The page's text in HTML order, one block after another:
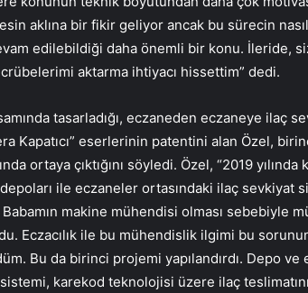
aklına bir fikir geliyor ancak bu sürecin
edilebildiği daha önemli bir konu. İleride,
aktarma ihtiyacı hissettim” dedi.
tasarladığı, eczaneden eczaneye ilaç
Kapatıcı” eserlerinin patentini alan Özel,
ortaya çıktığını söyledi. Özel, “2019 yılında
ile eczaneler ortasındaki ilaç sevkiyat
makine mühendisi olması sebebiyle
Eczacılık ile bu mühendislik ilgimi bu
Bu da birinci projemi yapılandırdı. Depo ve
karekod teknolojisi üzere ilaç